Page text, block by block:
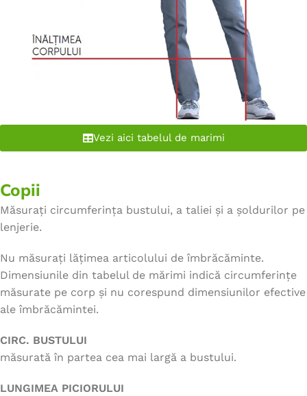
Vezi aici tabelul de marimi
Copii
Măsurați circumferința bustului, a taliei și a șoldurilor pe
lenjerie.
Nu măsurați lățimea articolului de îmbrăcăminte.
Dimensiunile din tabelul de mărimi indică circumferințe
măsurate pe corp și nu corespund dimensiunilor efective
ale îmbrăcămintei.
CIRC. BUSTULUI
măsurată în partea cea mai largă a bustului.
LUNGIMEA PICIORULUI